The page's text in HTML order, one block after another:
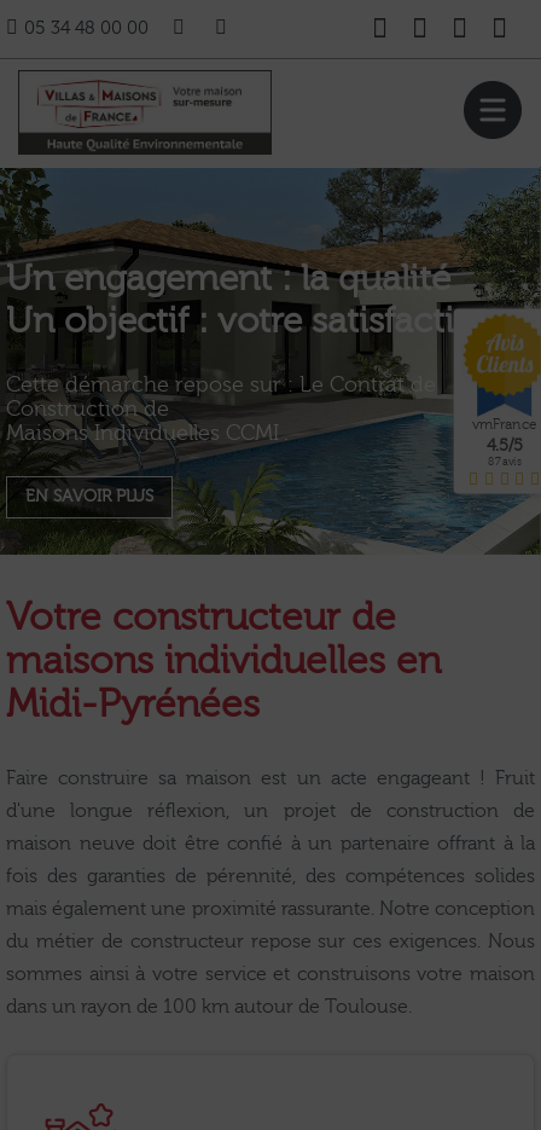
vmFrance
4.5/5
87avis
05 34 48 00 00
Un engagement : la qualité
Un objectif : votre satisfaction
Cette démarche repose sur : Le Contrat de
Construction de
Maisons Individuelles CCMI .
EN SAVOIR PLUS
Votre constructeur de
maisons individuelles en
Midi-Pyrénées
Faire construire sa maison est un acte engageant ! Fruit
d'une longue réflexion, un projet de construction de
maison neuve doit être confié à un partenaire offrant à la
fois des garanties de pérennité, des compétences solides
mais également une proximité rassurante. Notre conception
du métier de constructeur repose sur ces exigences. Nous
sommes ainsi à votre service et construisons votre maison
dans un rayon de 100 km autour de Toulouse.